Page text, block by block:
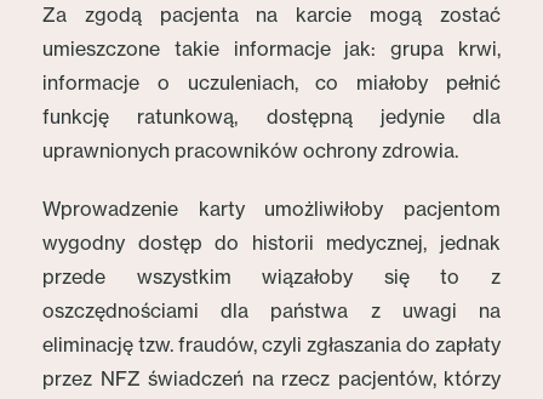
Za zgodą pacjenta na karcie mogą zostać
umieszczone takie informacje jak: grupa krwi,
informacje o uczuleniach, co miałoby pełnić
funkcję ratunkową, dostępną jedynie dla
uprawnionych pracowników ochrony zdrowia.
Wprowadzenie karty umożliwiłoby pacjentom
wygodny dostęp do historii medycznej, jednak
przede wszystkim wiązałoby się to z
oszczędnościami dla państwa z uwagi na
eliminację tzw. fraudów, czyli zgłaszania do zapłaty
przez NFZ świadczeń na rzecz pacjentów, którzy